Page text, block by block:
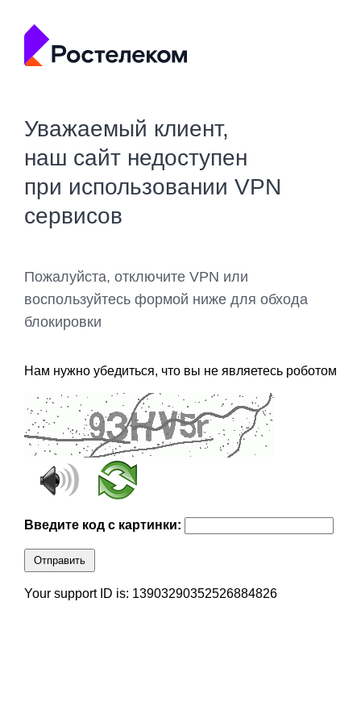
Уважаемый клиент,
наш сайт недоступен
при использовании VPN
сервисов
Пожалуйста, отключите VPN или
воспользуйтесь формой ниже для обхода
блокировки
Нам нужно убедиться, что вы не являетесь роботом
Введите код с картинки:
Отправить
Your support ID is: 13903290352526884826